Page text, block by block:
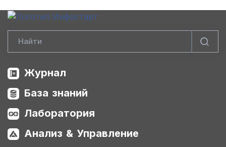
Журнал
База знаний
Лаборатория
Анализ & Управление